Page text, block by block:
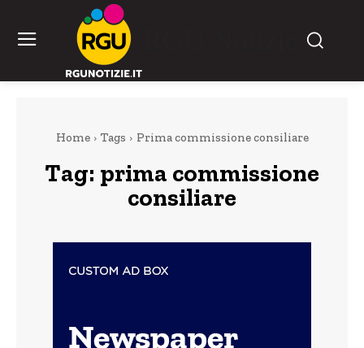
Home Tags Prima commissione consiliare
Tag: prima commissione
consiliare